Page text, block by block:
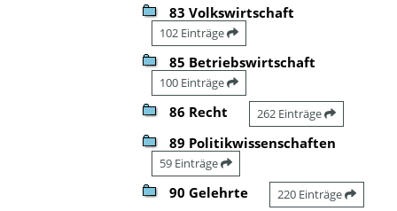
83 Volkswirtschaft
102 Einträge
85 Betriebswirtschaft
100 Einträge
86 Recht 262 Einträge
89 Politikwissenschaften
59 Einträge
90 Gelehrte 220 Einträge